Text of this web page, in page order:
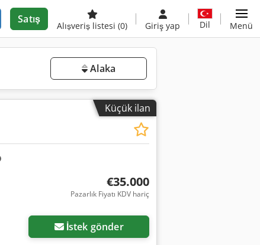
Satış
Alışveriş listesi (0) Giriş yap Dil Menü
Alaka
Küçük ilan
€35.000
Pazarlık Fiyatı KDV hariç
İstek gönder